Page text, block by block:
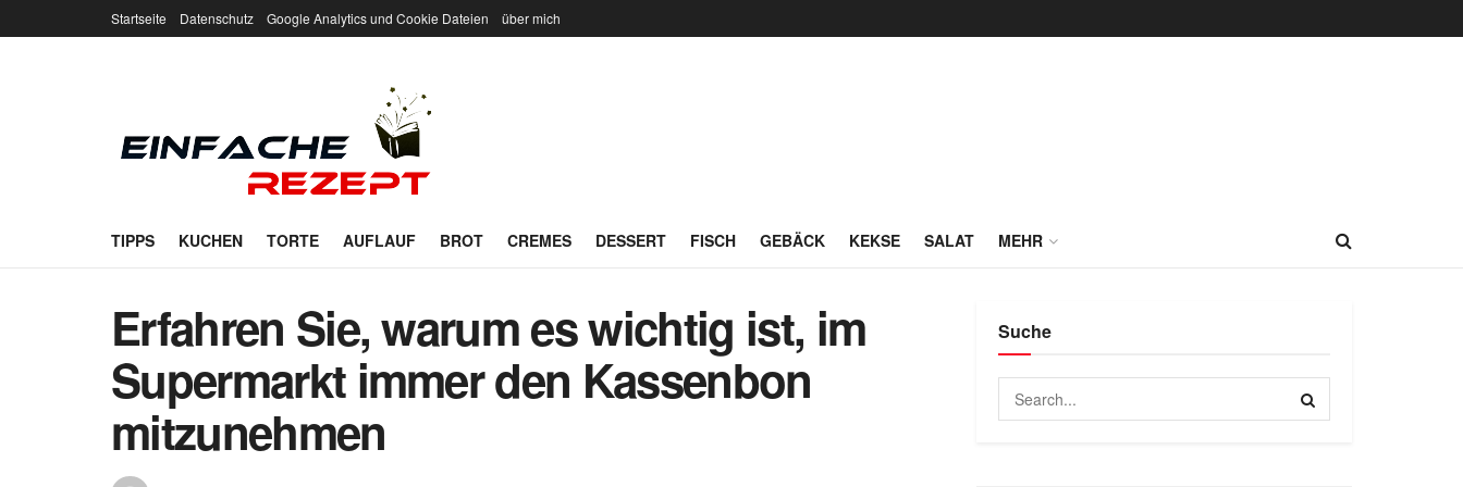
Startseite Datenschutz Google Analytics und Cookie Dateien über mich
TIPPS KUCHEN TORTE AUFLAUF BROT CREMES DESSERT FISCH GEBÄCK KEKSE SALAT MEHR
Erfahren Sie, warum es wichtig ist, im
Supermarkt immer den Kassenbon
mitzunehmen
Suche